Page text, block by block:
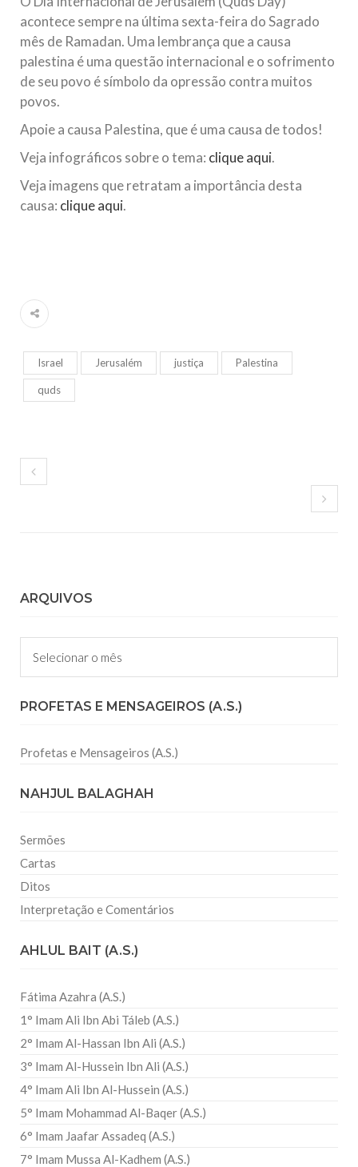
todos os irmãos e irmãs um novo
10 DE NOVEMBRO DE 2013
Falecimento do Imam Ali Ibn Al-Hussein
(A.S.)
Em nome de Deus, o Clemente, o Misericordioso! Diante da
muçulmanos, o Imam Ali Ibn Al-Hussein Ibn Ali Ibn Abi Táleb
(A.S.), conhecido por “Zein Al-Ábidin” (Formosura
3 DE JULHO DE 2014
Brasil recebeu em sua sede, em São Paulo, o ex-ministro das
Relações Exteriores da República Islâmica do Irã, Sr. Kamal
Kharrazi, que encontra-se visitando
acontece sempre na última sexta-feira do Sagrado
mês de Ramadan. Uma lembrança que a causa
palestina é uma questão internacional e o sofrimento
de seu povo é símbolo da opressão contra muitos
povos.
Apoie a causa Palestina, que é uma causa de todos!
Veja infográficos sobre o tema: clique aqui.
Veja imagens que retratam a importância desta
causa: clique aqui.
Israel Jerusalém justiça Palestina
quds
ARQUIVOS
Arquivos
PROFETAS E MENSAGEIROS (A.S.)
Profetas e Mensageiros (A.S.)
NAHJUL BALAGHAH
Sermões
Cartas
Ditos
Interpretação e Comentários
AHLUL BAIT (A.S.)
Fátima Azahra (A.S.)
1° Imam Ali Ibn Abi Táleb (A.S.)
2° Imam Al-Hassan Ibn Ali (A.S.)
3° Imam Al-Hussein Ibn Ali (A.S.)
4° Imam Ali Ibn Al-Hussein (A.S.)
5° Imam Mohammad Al-Baqer (A.S.)
6° Imam Jaafar Assadeq (A.S.)
7° Imam Mussa Al-Kadhem (A.S.)